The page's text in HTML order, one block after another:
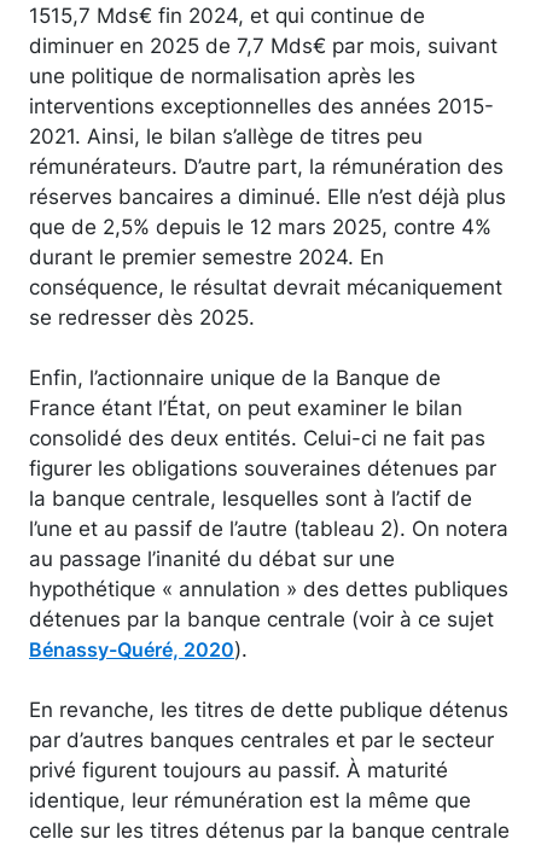
1515,7 Mds€ fin 2024, et qui continue de
diminuer en 2025 de 7,7 Mds€ par mois, suivant
une politique de normalisation après les
interventions exceptionnelles des années 2015-
2021. Ainsi, le bilan s’allège de titres peu
rémunérateurs. D’autre part, la rémunération des
réserves bancaires a diminué. Elle n’est déjà plus
que de 2,5% depuis le 12 mars 2025, contre 4%
durant le premier semestre 2024. En
conséquence, le résultat devrait mécaniquement
se redresser dès 2025.
Enfin, l’actionnaire unique de la Banque de
France étant l’État, on peut examiner le bilan
consolidé des deux entités. Celui-ci ne fait pas
figurer les obligations souveraines détenues par
la banque centrale, lesquelles sont à l’actif de
l’une et au passif de l’autre (tableau 2). On notera
au passage l’inanité du débat sur une
hypothétique « annulation » des dettes publiques
détenues par la banque centrale (voir à ce sujet
Bénassy-Quéré, 2020).
En revanche, les titres de dette publique détenus
par d’autres banques centrales et par le secteur
privé figurent toujours au passif. À maturité
identique, leur rémunération est la même que
celle sur les titres détenus par la banque centrale